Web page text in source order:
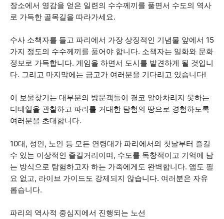
장소에서 영감을 얻은 일련의 수수께끼를 풀면서 수도의 역사
로 가득한 골목길을 따라가세요.
수사 소책자를 들고 파리에서 가장 상징적인 기념물 앞에서 15
가지 정도의 수수께끼를 풀어야 합니다. 소책자는 일화와 문화
정보로 가득합니다. 게임을 하면서 도시를 발견하게 될 것입니
다. 그리고 마지막에는 금고가 여러분을 기다리고 있습니다!
이 보물찾기는 대부분의 방문객들이 결코 알아차리지 못하는
디테일을 관찰하고 파리를 거대한 탐험의 땅으로 경험하도록
여러분을 초대합니다.
10대, 성인, 노인 등 모든 연령대가 파리에서의 첫날부터 즐길
수 있는 이상적인 즐길거리이며, 수도를 독창적이고 기억에 남
는 방식으로 탐험하고자 하는 가족에게도 완벽합니다. 앱도 필
요 없고, 라이브 가이드도 강제되지 않습니다. 여러분은 자유
롭습니다.
파리의 역사적 중심지에서 진행되는 노선